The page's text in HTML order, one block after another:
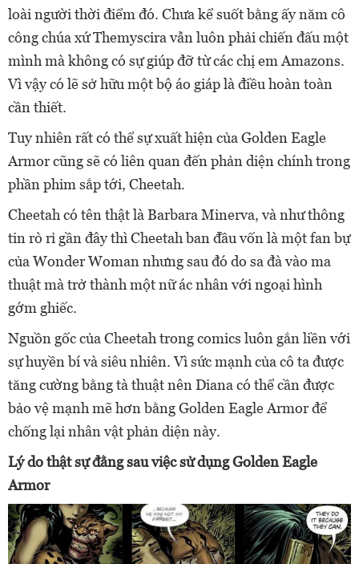
loài người thời điểm đó. Chưa kể suốt bằng ấy năm cô
công chúa xứ Themyscira vẫn luôn phải chiến đấu một
mình mà không có sự giúp đỡ từ các chị em Amazons.
Vì vậy có lẽ sở hữu một bộ áo giáp là điều hoàn toàn
cần thiết.
Tuy nhiên rất có thể sự xuất hiện của Golden Eagle
Armor cũng sẽ có liên quan đến phản diện chính trong
phần phim sắp tới, Cheetah.
Cheetah có tên thật là Barbara Minerva, và như thông
tin rò rỉ gần đây thì Cheetah ban đầu vốn là một fan bự
của Wonder Woman nhưng sau đó do sa đà vào ma
thuật mà trở thành một nữ ác nhân với ngoại hình
gớm ghiếc.
Nguồn gốc của Cheetah trong comics luôn gắn liền với
sự huyền bí và siêu nhiên. Vì sức mạnh của cô ta được
tăng cường bằng tà thuật nên Diana có thể cần được
bảo vệ mạnh mẽ hơn bằng Golden Eagle Armor để
chống lại nhân vật phản diện này.
Lý do thật sự đằng sau việc sử dụng Golden Eagle
Armor